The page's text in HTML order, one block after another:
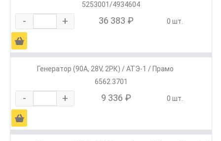
5253001/4934604
- + 36 383 ₽ 0 шт.
Ä
Генератор (90А, 28V, 2РК) / АТЭ-1 / Прамо
6562.3701
- + 9 336 ₽ 0 шт.
Ä